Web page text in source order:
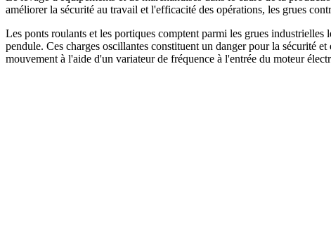
améliorer la sécurité au travail et l'efficacité des opérations, les grues
Les ponts roulants et les portiques comptent parmi les grues industrielles
pendule. Ces charges oscillantes constituent un danger pour la sécurité
mouvement à l'aide d'un variateur de fréquence à l'entrée du moteur